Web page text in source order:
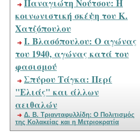
Παναγιώτη Νούτσου: Η
κοινωνιστική σκέψη του Κ.
Χατζόπουλου
Ι. Βλασόπουλου: Ο αγώνας
του 1940, αγώνας κατά του
φασισμού
Σπύρου Τάγκα: Περί
"Ελιάς" και άλλων
αειθαλών
Δ. Β. Τριανταφυλλίδη: Ο Πολιτισμός
της Κολακείας και η Μετριοκρατία